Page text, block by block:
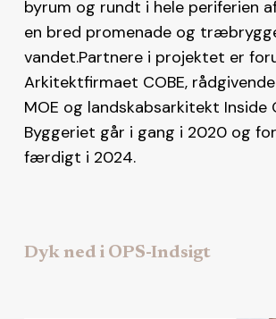
byrum og rundt i hele periferien
en bred promenade og
vandet.Partnere i projektet er
Arkitektfirmaet COBE,
MOE og landskabsarkitekt Inside
Byggeriet går i gang i 2020 og
færdigt i 2024.
Dyk ned i OPS-Indsigt